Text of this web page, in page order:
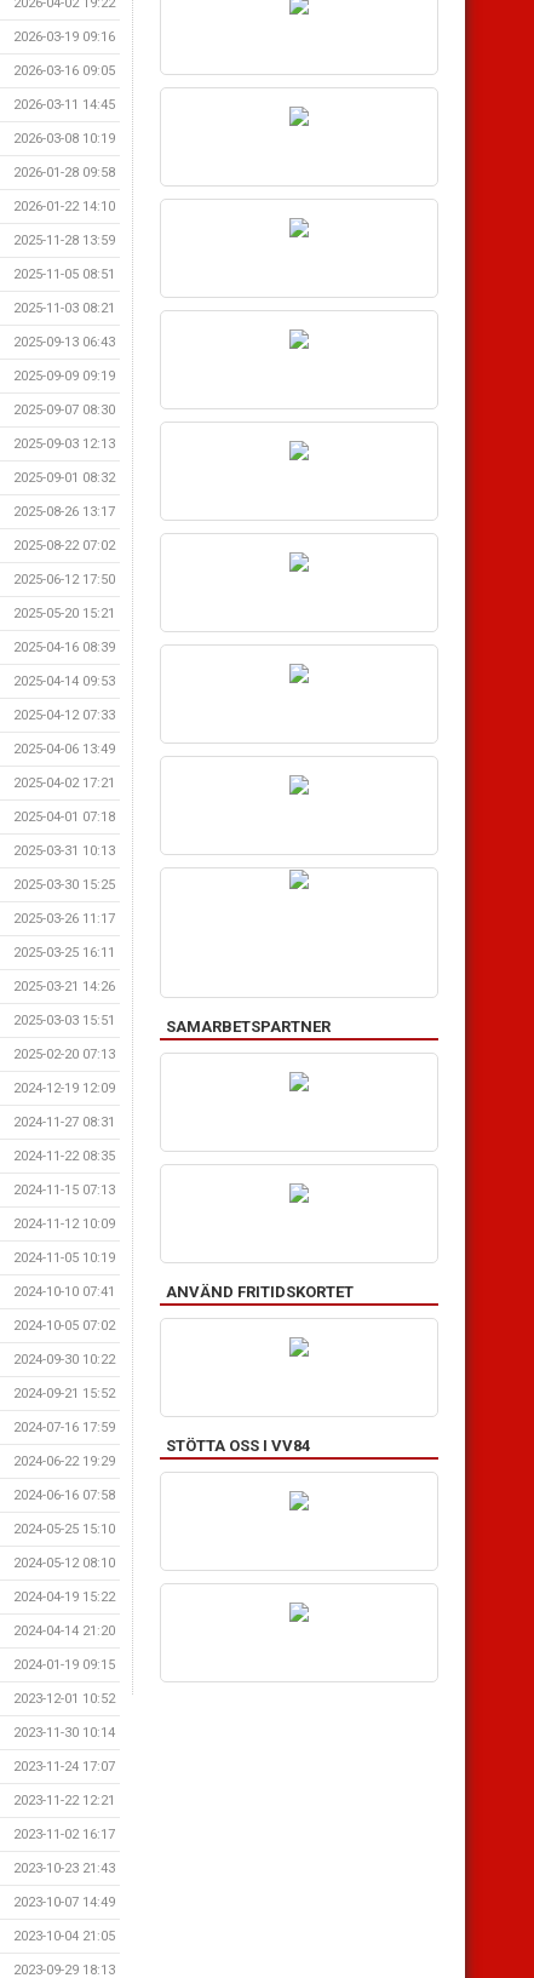
2026-03-19 09:16
2026-03-16 09:05
2026-03-11 14:45
2026-03-08 10:19
2026-01-28 09:58
2026-01-22 14:10
2025-11-28 13:59
2025-11-05 08:51
2025-11-03 08:21
2025-09-13 06:43
2025-09-09 09:19
2025-09-07 08:30
2025-09-03 12:13
2025-09-01 08:32
2025-08-26 13:17
2025-08-22 07:02
2025-06-12 17:50
2025-05-20 15:21
2025-04-16 08:39
2025-04-14 09:53
2025-04-12 07:33
2025-04-06 13:49
2025-04-02 17:21
2025-04-01 07:18
2025-03-31 10:13
2025-03-30 15:25
2025-03-26 11:17
2025-03-25 16:11
2025-03-21 14:26
2025-03-03 15:51
2025-02-20 07:13
2024-12-19 12:09
2024-11-27 08:31
2024-11-22 08:35
2024-11-15 07:13
2024-11-12 10:09
2024-11-05 10:19
2024-10-10 07:41
2024-10-05 07:02
2024-09-30 10:22
2024-09-21 15:52
2024-07-16 17:59
2024-06-22 19:29
2024-06-16 07:58
2024-05-25 15:10
2024-05-12 08:10
2024-04-19 15:22
2024-04-14 21:20
2024-01-19 09:15
2023-12-01 10:52
2023-11-30 10:14
2023-11-24 17:07
2023-11-22 12:21
2023-11-02 16:17
2023-10-23 21:43
2023-10-07 14:49
2023-10-04 21:05
2023-09-29 18:13
SAMARBETSPARTNER
ANVÄND FRITIDSKORTET
STÖTTA OSS I VV84